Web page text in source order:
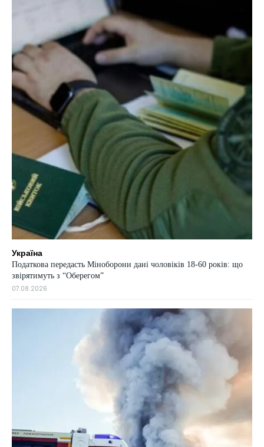
Україна
Податкова передасть Міноборони дані чоловіків 18-60 років: що
звірятимуть з “Оберегом”
07.08.2026